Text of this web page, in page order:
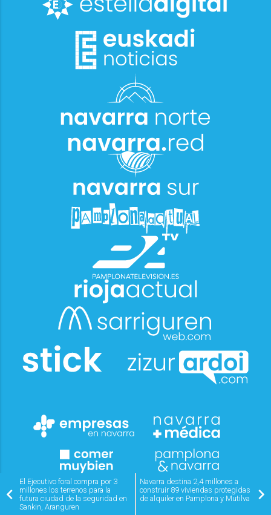
El Ejecutivo foral compra por 3
millones los terrenos para la
futura ciudad de la seguridad en
Sankin, Aranguren
Navarra destina 2,4 millones a
construir 89 viviendas protegidas
de alquiler en Pamplona y Mutilva